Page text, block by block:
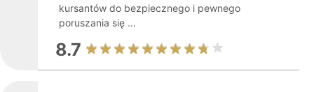
kursantów do bezpiecznego i pewnego
poruszania się ...
8.7